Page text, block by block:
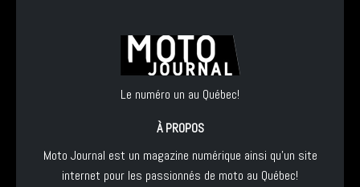
Le numéro un au Québec!
À PROPOS
Moto Journal est un magazine numérique ainsi qu'un site
internet pour les passionnés de moto au Québec!